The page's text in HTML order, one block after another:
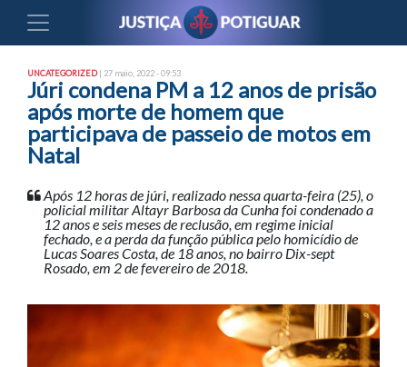
UNCATEGORIZED| 27 maio, 2022 - 09:53
Júri condena PM a 12 anos de prisão
após morte de homem que
participava de passeio de motos em
Natal
Após 12 horas de júri, realizado nessa quarta-feira (25), o
policial militar Altayr Barbosa da Cunha foi condenado a
12 anos e seis meses de reclusão, em regime inicial
fechado, e a perda da função pública pelo homicídio de
Lucas Soares Costa, de 18 anos, no bairro Dix-sept
Rosado, em 2 de fevereiro de 2018.